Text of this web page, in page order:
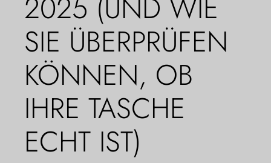
025 (UND WIE S
IE ÜBERPRÜFEN K
ÖNNEN, OB I
HRE TASCHE E
CHT IST)